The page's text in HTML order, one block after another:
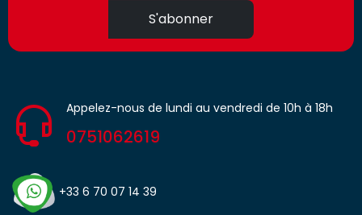
S'abonner
Appelez-nous de lundi au vendredi de 10h à 18h
0751062619
+33 6 70 07 14 39